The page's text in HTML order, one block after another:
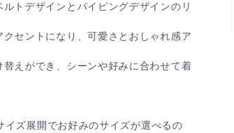
トデザインとパイピングデザインのリ
セントになり、可愛さとおしゃれ感ア
えができ、シーンや好みに合わせて着
ズ展開でお好みのサイズが選べるの